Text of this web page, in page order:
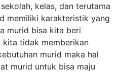
kelas, dan terutama
memiliki karakteristik yang
murid bisa kita beri
kita tidak memberikan
murid maka hal
murid untuk bisa maju